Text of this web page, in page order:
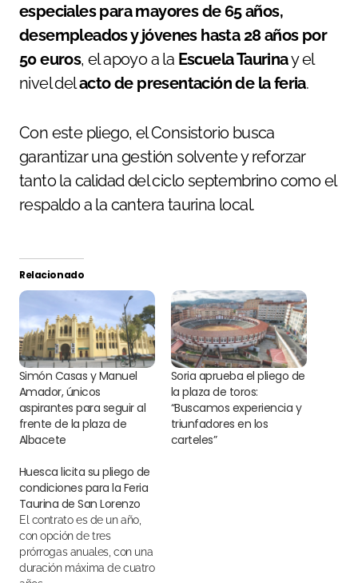
especiales para mayores de 65 años,
desempleados y jóvenes hasta 28 años por
50 euros, el apoyo a la Escuela Taurinay el
nivel delacto de presentación de la feria.
Con este pliego, el Consistorio busca
garantizar una gestión solvente y reforzar
tanto la calidad del ciclo septembrino como el
respaldo a la cantera taurina local.
Relacionado
Simón Casas y Manuel
Amador, únicos
aspirantes para seguir al
frente de la plaza de
Albacete
Soria aprueba el pliego de
la plaza de toros:
“Buscamos experiencia y
triunfadores en los
carteles”
Huesca licita su pliego de
condiciones para la Feria
Taurina de San Lorenzo
El contrato es de un año,
con opción de tres
prórrogas anuales, con una
duración máxima de cuatro